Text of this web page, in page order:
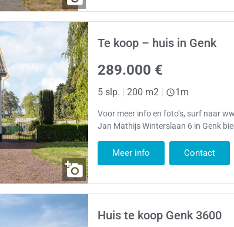
Te koop – huis in Genk
289.000 €
5 slp. | 200 m2 | 1m
Voor meer info en foto’s, surf naar
Jan Mathijs Winterslaan 6 in Genk
Meer info Contact
Huis te koop Genk 3600